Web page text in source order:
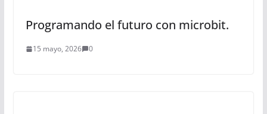
Programando el futuro con microbit.
15 mayo, 2026 0